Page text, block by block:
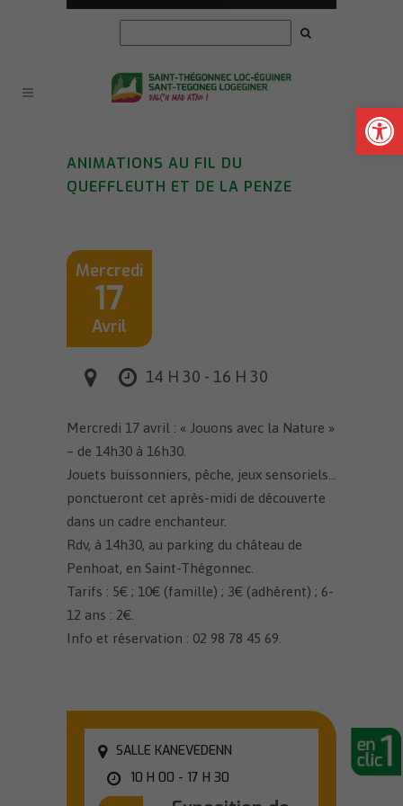
Ouvrir
ANIMATIONS AU FIL DU
QUEFFLEUTH ET DE LA PENZE
Mercredi
17
Avril
14 H 30 - 16 H 30
Mercredi 17 avril : « Jouons avec la Nature »
– de 14h30 à 16h30.
Jouets buissonniers, pêche, jeux sensoriels…
ponctueront cet après-midi de découverte
dans un cadre enchanteur.
Rdv, à 14h30, au parking du château de
Penhoat, en Saint-Thégonnec.
Tarifs : 5€ ; 10€ (famille) ; 3€ (adhérent) ; 6-
12 ans : 2€.
Info et réservation : 02 98 78 45 69.
SALLE KANEVEDENN
10 H 00 - 17 H 30